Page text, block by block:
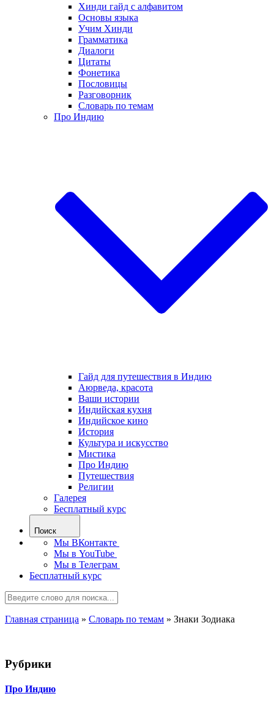
Хинди гайд с алфавитом
Основы языка
Учим Хинди
Грамматика
Диалоги
Цитаты
Фонетика
Пословицы
Разговорник
Словарь по темам
Про Индию
Гайд для путешествия в Индию
Аюрведа, красота
Ваши истории
Индийская кухня
Индийское кино
История
Культура и искусство
Мистика
Про Индию
Путешествия
Религии
Галерея
Бесплатный курс
Поиск
Мы ВКонтакте
Мы в YouTube
Мы в Телеграм
Бесплатный курс
Главная страница » Словарь по темам » Знаки Зодиака
Рубрики
Про Индию